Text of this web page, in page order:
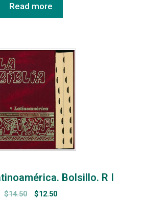
Read more
Bolsillo. R I
$14.50 $12.50